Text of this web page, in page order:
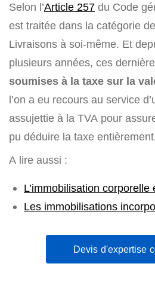
Selon l’Article 257 du Code
est traitée dans la catégorie
Livraisons à soi-même. Et
plusieurs années, ces
soumises à la taxe sur la
l’on a eu recours au service
assujettie à la TVA pour
pu déduire la taxe
A lire aussi :
L’immobilisation
Les immobilisations
Devis d'expertise